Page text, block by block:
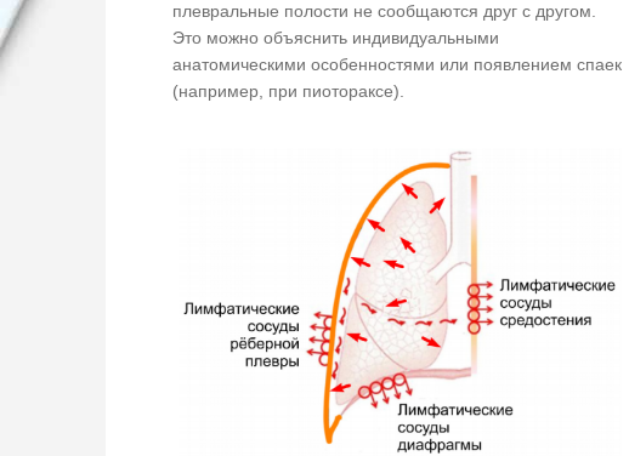
плевральные полости не сообщаются друг с другом.
Это можно объяснить индивидуальными
анатомическими особенностями или появлением спаек
(например, при пиотораксе).